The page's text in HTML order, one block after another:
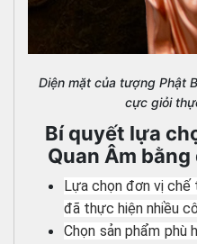
Diện mặt của tượng Phật
cực giỏi
Bí quyết lựa
Quan Âm
Lựa chọn đơn vị
đã thực hiện nhiều
Chọn sản phẩm phù